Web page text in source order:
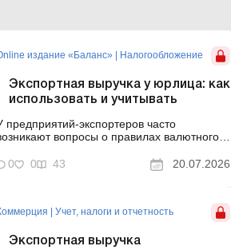
издание «Баланс» Налогообложение
Экспортная выручка у юрлица: как
использовать и учитывать
предприятий-экспортеров часто
вопросы о правилах валютного
выручки, а также об отражении
учетных последствий экспортных операций.
экспортная выручка не с...
0 0 43 20.07.2026
Учет, налоги и отчетность
Экспортная выручка